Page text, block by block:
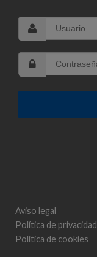
Aviso legal
Política de privacidad
Política de cookies